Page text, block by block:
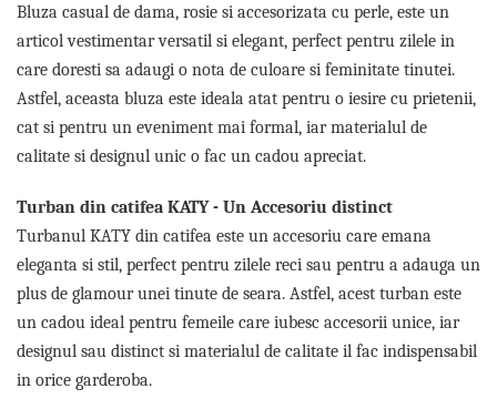
Pijamale de copii
Pijamale BIG SIZE femei
Cadouri ocazii speciale
Tricouri de craciun
Tricouri de cuplu Valentine's Day
Valentine's Day
Cadouri pentru Bunici
Cadouri pentru Nasi si Fini
Cadouri Craciun
Cadouri pentru Mama
Cadouri pentru profesori sau absolventi
Cadouri Back to school
Cadouri de Paște
Cadouri Traditionale Romanesti
Bluza casual de dama, rosie si accesorizata cu perle, este un
articol vestimentar versatil si elegant, perfect pentru zilele in
care doresti sa adaugi o nota de culoare si feminitate tinutei.
Astfel, aceasta bluza este ideala atat pentru o iesire cu prietenii,
cat si pentru un eveniment mai formal, iar materialul de
calitate si designul unic o fac un cadou apreciat.
Turban din catifea KATY - Un Accesoriu distinct
Turbanul KATY din catifea este un accesoriu care emana
eleganta si stil, perfect pentru zilele reci sau pentru a adauga un
plus de glamour unei tinute de seara. Astfel, acest turban este
un cadou ideal pentru femeile care iubesc accesorii unice, iar
designul sau distinct si materialul de calitate il fac indispensabil
in orice garderoba.